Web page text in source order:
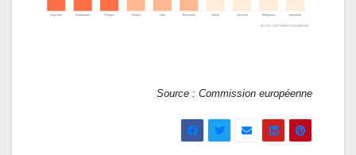
Source : Commission européenne